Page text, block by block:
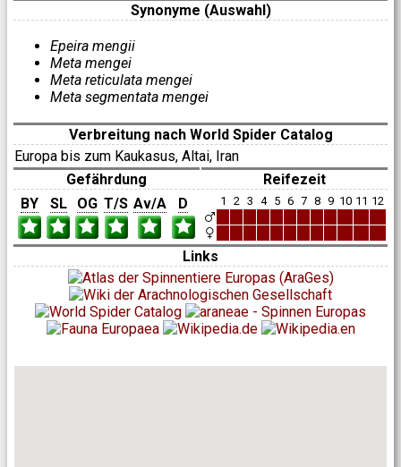
Synonyme (Auswahl)
Epeira mengii
Meta mengei
Meta reticulata mengei
Meta segmentata mengei
Verbreitung nach World Spider Catalog
Europa bis zum Kaukasus, Altai, Iran
Gefährdung
Reifezeit
BY
SL OG T/S Av/A D 1 2 3 4 5 6 7 8 9 10 11 12
Links